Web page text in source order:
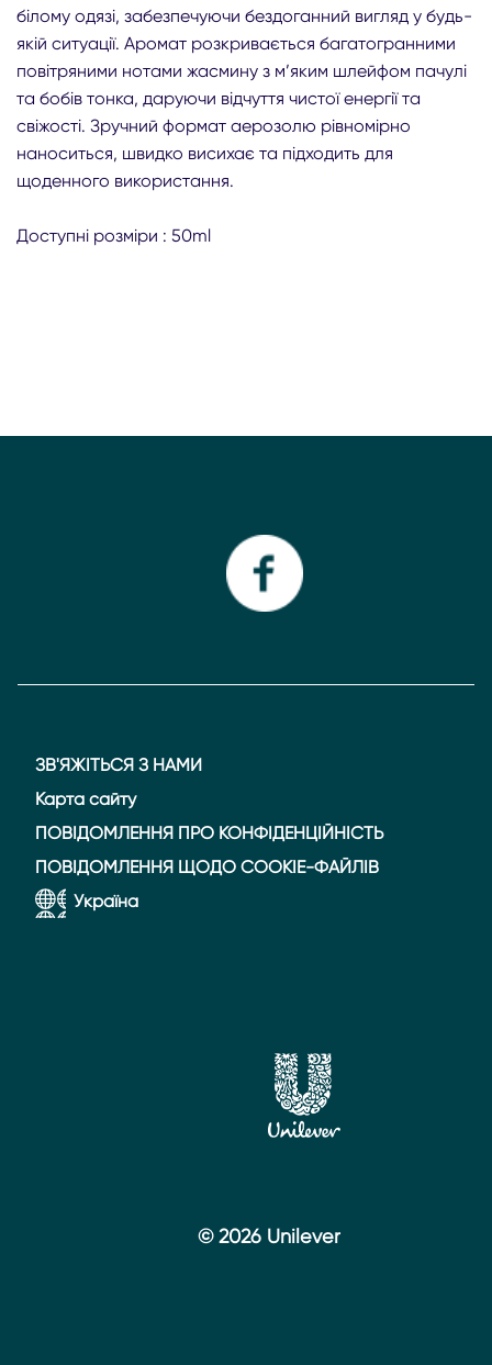
білому одязі, забезпечуючи бездоганний вигляд у будь-
якій ситуації. Аромат розкривається багатогранними
повітряними нотами жасмину з м’яким шлейфом пачулі
та бобів тонка, даруючи відчуття чистої енергії та
свіжості. Зручний формат аерозолю рівномірно
наноситься, швидко висихає та підходить для
щоденного використання.
Доступні розміри : 50ml
ЗВ'ЯЖІТЬСЯ З НАМИ
Карта сайту
ПОВІДОМЛЕННЯ ПРО КОНФІДЕНЦІЙНІСТЬ
ПОВІДОМЛЕННЯ ЩОДО COOKIE-ФАЙЛІВ
Україна
© 2026 Unilever